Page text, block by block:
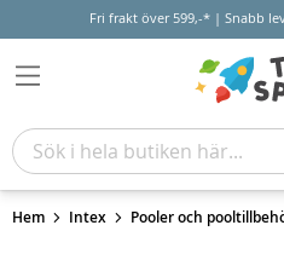
Fri frakt över 599,-* | Snabb
Hem Intex Pooler och